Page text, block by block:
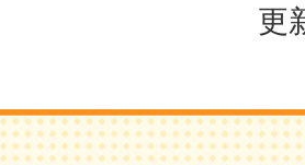
更